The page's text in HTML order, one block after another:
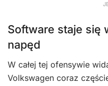
Software staje się
napęd
W całej tej ofensywie
Volkswagen coraz